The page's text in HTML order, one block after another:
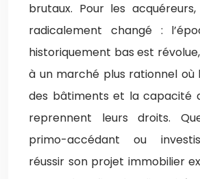
brutaux. Pour les
radicalement changé :
historiquement bas est
à un marché plus rationnel où
des bâtiments et la capacité
reprennent leurs droits.
primo-accédant ou
réussir son projet immobilier